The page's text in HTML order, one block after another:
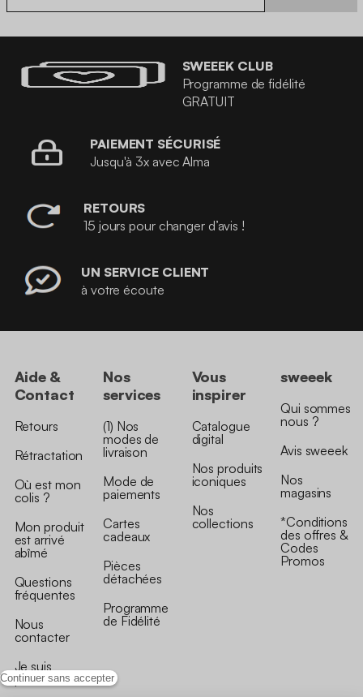
Continuer sans accepter
SWEEEK CLUB
Programme de fidélité
GRATUIT
PAIEMENT SÉCURISÉ
Jusqu'à 3x avec Alma
RETOURS
15 jours pour changer d’avis !
UN SERVICE CLIENT
à votre écoute
Aide &
Contact
Retours
Rétractation
Où est mon
colis ?
Mon produit
est arrivé
abîmé
Questions
fréquentes
Nous
contacter
Je suis
professionnel
Nos
services
(1) Nos
modes de
livraison
Mode de
paiements
Cartes
cadeaux
Pièces
détachées
Programme
de Fidélité
Vous
inspirer
Catalogue
digital
Nos produits
iconiques
Nos
collections
sweeek
Qui sommes
nous ?
Avis sweeek
Nos
magasins
*Conditions
des offres &
Codes
Promos